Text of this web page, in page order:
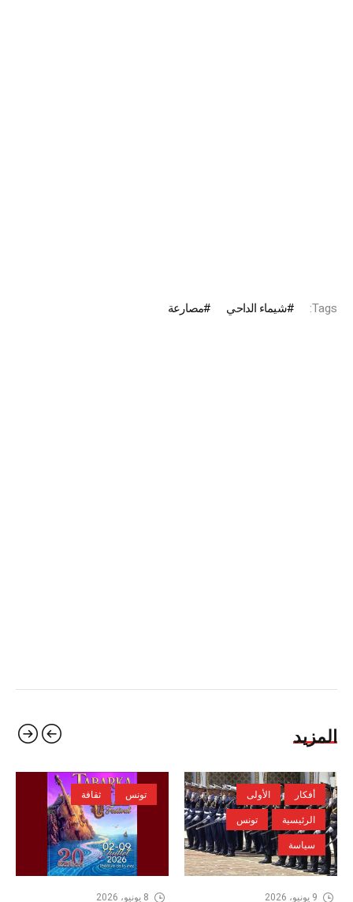
Tags: شيماء الداحي مصارعة
المزيد
أفكار
الأولى
الرئيسية
تونس
سياسة
9 يونيو، 2026
تونس ثقافة
8 يونيو، 2026